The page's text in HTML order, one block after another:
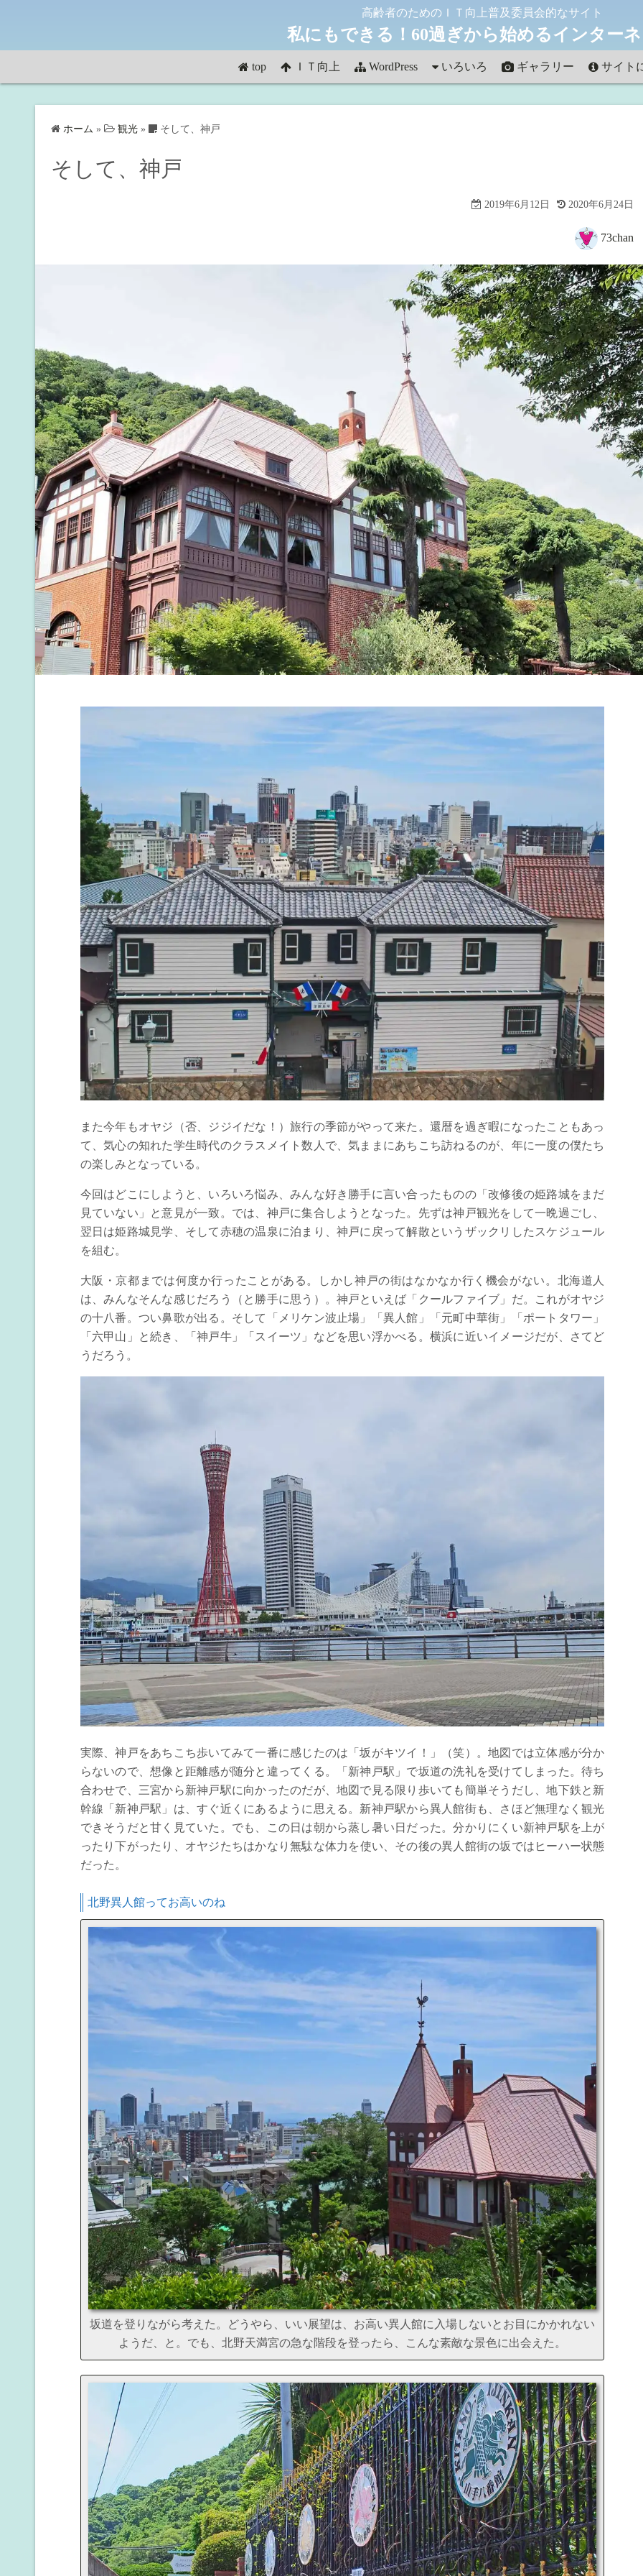
ツ
高齢者のためのＩＴ向上普及委員会的なサイト
私にもできる！60過ぎから始めるインターネ
top ＩＴ向上 WordPress いろいろ
ほっかいどう
ギャラリー サイト
ホーム » 観光 » そして、神戸
そして、神戸
2019年6月12日 2020年6月24日
73chan
また今年もオヤジ（否、ジジイだな！）旅行の季節がやって来た。還暦を過ぎ暇になったこともあっ
て、気心の知れた学生時代のクラスメイト数人で、気ままにあちこち訪ねるのが、年に一度の僕たち
の楽しみとなっている。
今回はどこにしようと、いろいろ悩み、みんな好き勝手に言い合ったものの「改修後の姫路城をまだ
見ていない」と意見が一致。では、神戸に集合しようとなった。先ずは神戸観光をして一晩過ごし、
翌日は姫路城見学、そして赤穂の温泉に泊まり、神戸に戻って解散というザックリしたスケジュール
を組む。
大阪・京都までは何度か行ったことがある。しかし神戸の街はなかなか行く機会がない。北海道人
は、みんなそんな感じだろう（と勝手に思う）。神戸といえば「クールファイブ」だ。これがオヤジ
の十八番。つい鼻歌が出る。そして「メリケン波止場」「異人館」「元町中華街」「ポートタワー」
「六甲山」と続き、「神戸牛」「スイーツ」などを思い浮かべる。横浜に近いイメージだが、さてど
うだろう。
実際、神戸をあちこち歩いてみて一番に感じたのは「坂がキツイ！」（笑）。地図では立体感が分か
らないので、想像と距離感が随分と違ってくる。「新神戸駅」で坂道の洗礼を受けてしまった 。待ち
合わせで、三宮から新神戸駅に向かったのだが、地図で見る限り歩いても簡単そうだし、地下鉄と新
幹線「新神戸駅」は、すぐ近くにあるように思える。新神戸駅から異人館街も、さほど無理なく観光
できそうだと甘く見ていた。でも、この日は朝から蒸し暑い日だった。分かりにくい新神戸駅を上が
ったり下がったり、 オヤジたちはかなり無駄な体力を使い、その後の異人館街の坂ではヒーハー状態
だった。
北野異人館ってお高いのね
坂道を登りながら考えた。どうやら、いい展望は、お高い異人館に入場しないとお目にかかれない
ようだ、と。でも、北野天満宮の急な階段を登ったら、こんな素敵な景色に出会えた。